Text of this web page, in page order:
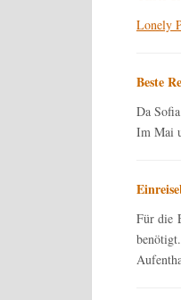
Lonely
Beste
Da
Im Mai
Für die